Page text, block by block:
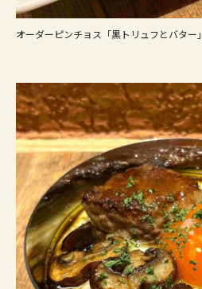
オーダーピンチョス「黒トリュフとバター」